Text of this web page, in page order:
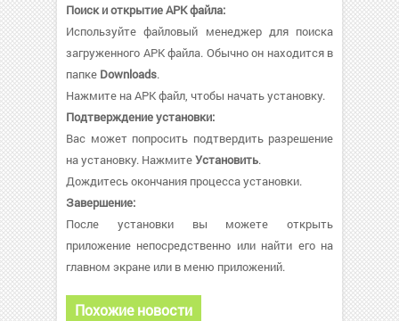
Поиск и открытие APK файла:
Используйте файловый менеджер для поиска
загруженного APK файла. Обычно он находится в
папке Downloads.
Нажмите на APK файл, чтобы начать установку.
Подтверждение установки:
Вас может попросить подтвердить разрешение
на установку. НажмитеУстановить.
Дождитесь окончания процесса установки.
Завершение:
После установки вы можете открыть
приложение непосредственно или найти его на
главном экране или в меню приложений.
Похожие новости